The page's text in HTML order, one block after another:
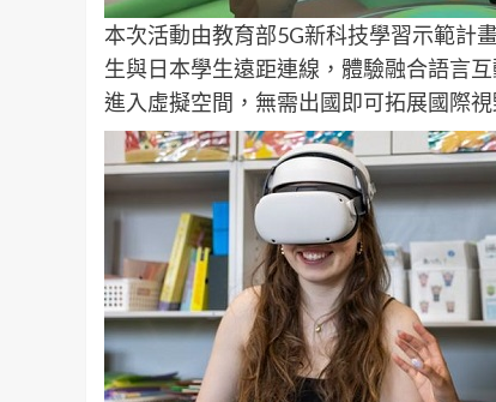
本次活動由教育部5G新科技學習示範計
生與日本學生遠距連線，體驗融合語言
進入虛擬空間，無需出國即可拓展國際